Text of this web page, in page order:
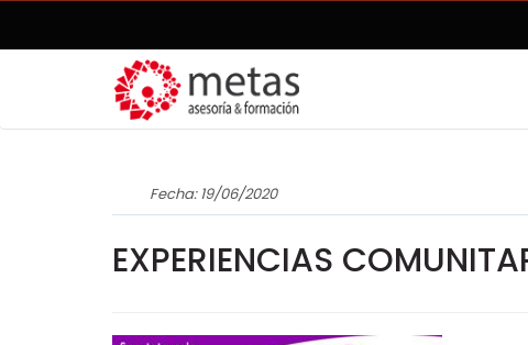
Fecha: 19/06/2020
EXPERIENCIAS